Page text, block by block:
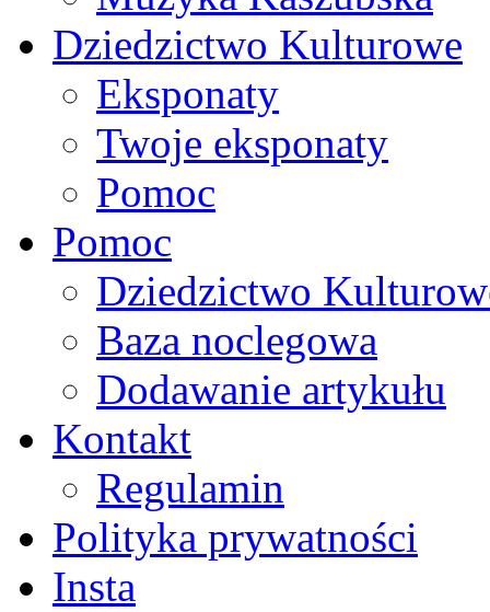
Dziedzictwo Kulturowe
Eksponaty
Twoje eksponaty
Pomoc
Pomoc
Dziedzictwo
Baza noclegowa
Dodawanie artykułu
Kontakt
Regulamin
Polityka prywatności
Insta